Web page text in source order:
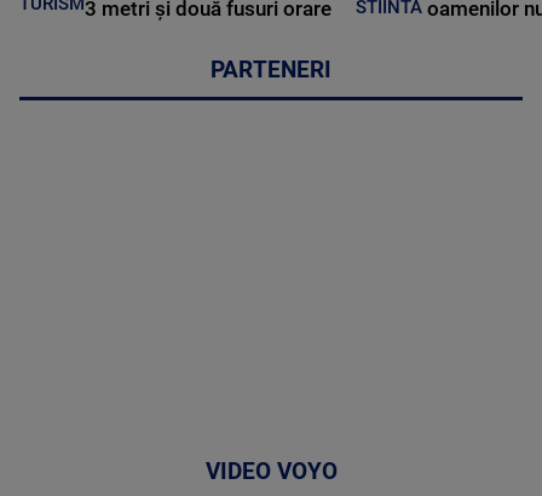
3 metri și două fusuri orare
STIINTA oamenilor
PARTENERI
VIDEO VOYO